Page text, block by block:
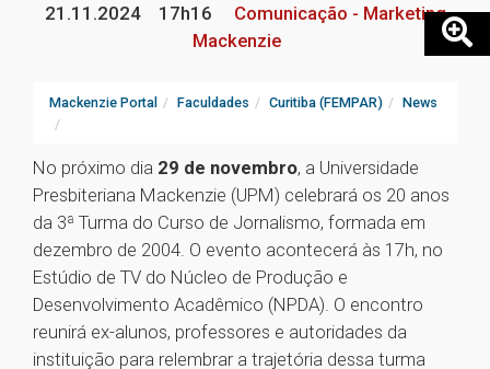
21.11.2024
17h16
Comunicação - Marketing
Mackenzie
Mackenzie Portal Faculdades Curitiba (FEMPAR) News
No próximo dia 29 de novembro, a Universidade
Presbiteriana Mackenzie (UPM) celebrará os 20 anos
da 3ª Turma do Curso de Jornalismo, formada em
dezembro de 2004. O evento acontecerá às 17h, no
Estúdio de TV do Núcleo de Produção e
Desenvolvimento Acadêmico (NPDA). O encontro
reunirá ex-alunos, professores e autoridades da
instituição para relembrar a trajetória dessa turma